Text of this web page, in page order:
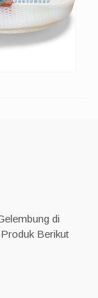
di
Berikut